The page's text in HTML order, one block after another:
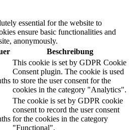
essential for the website to
ensure basic functionalities and
anonymously.
Beschreibung
This cookie is set by GDPR Cookie
Consent plugin. The cookie is used
to store the user consent for the
cookies in the category "Analytics".
The cookie is set by GDPR cookie
consent to record the user consent
for the cookies in the category
"Functional".